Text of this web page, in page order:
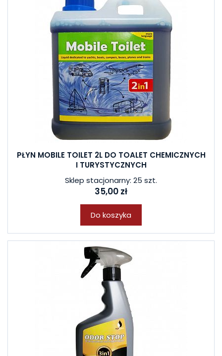
PŁYN MOBILE TOILET 2L DO TOALET CHEMICZNYCH
I TURYSTYCZNYCH
Sklep stacjonarny: 25 szt.
35,00 zł
Do koszyka